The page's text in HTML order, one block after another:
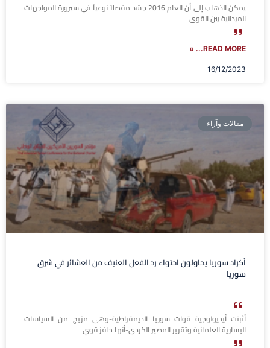
يمكن الذهاب إلى أن العام 2016 جسّد مفصلاً نوعياً في سيرورة المواجهات
الميدانية بين القوى
READ MORE... »
16/12/2023
مقالات وآراء
أكراد سوريا يحاولون احتواء رد الفعل العنيف من العشائر في شرق
سوريا
أثبتت أيديولوجية قوات سوريا الديمقراطية-وهي مزيج من السياسات
اليسارية العلمانية وتقرير المصير الكردي-أنها حافز قوي